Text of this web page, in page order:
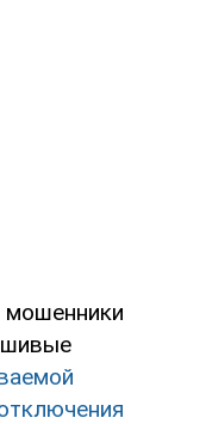
мошенники